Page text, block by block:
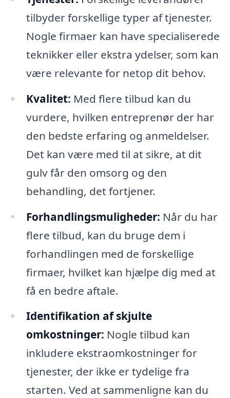
tilbyder forskellige typer af tjenester.
Nogle firmaer kan have specialiserede
teknikker eller ekstra ydelser, som kan
være relevante for netop dit behov.
Kvalitet: Med flere tilbud kan du
vurdere, hvilken entreprenør der har
den bedste erfaring og anmeldelser.
Det kan være med til at sikre, at dit
gulv får den omsorg og den
behandling, det fortjener.
Forhandlingsmuligheder: Når du har
flere tilbud, kan du bruge dem i
forhandlingen med de forskellige
firmaer, hvilket kan hjælpe dig med at
få en bedre aftale.
Identifikation af skjulte
omkostninger: Nogle tilbud kan
inkludere ekstraomkostninger for
tjenester, der ikke er tydelige fra
starten. Ved at sammenligne kan du